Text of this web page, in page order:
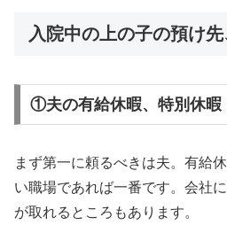
入院中の上の子の預け
①夫の有給休暇、特別休暇
まず第一に頼るべきは夫。有給
い職場であれば一番です。会社
が取れるところもあります。